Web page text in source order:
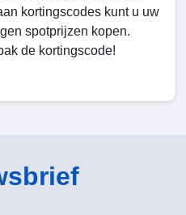
kortingscodes kunt u uw
spotprijzen kopen.
de kortingscode!